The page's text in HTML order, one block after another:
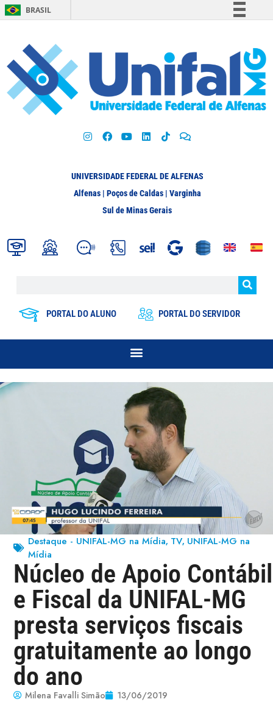
BRASIL
Participe
Acesso à informação
Legislação
UNIVERSIDADE FEDERAL DE ALFENAS
Alfenas | Poços de Caldas | Varginha
Sul de Minas Gerais
PORTAL DO ALUNO PORTAL DO SERVIDOR
Destaque - UNIFAL-MG na Mídia, TV, UNIFAL-MG na
Mídia
Núcleo de Apoio Contábil
e Fiscal da UNIFAL-MG
presta serviços fiscais
gratuitamente ao longo
do ano
Milena Favalli Simão 13/06/2019